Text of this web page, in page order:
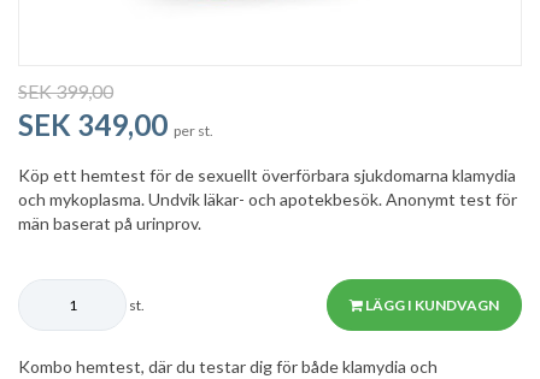
SEK 399,00
SEK 349,00 per st.
Köp ett hemtest för de sexuellt överförbara sjukdomarna klamydia
och mykoplasma. Undvik läkar- och apotekbesök. Anonymt test för
män baserat på urinprov.
st. LÄGG I KUNDVAGN
Kombo hemtest, där du testar dig för både klamydia och